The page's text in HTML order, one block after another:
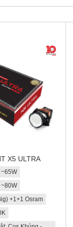
X5 ULTRA
+1+1 Osram